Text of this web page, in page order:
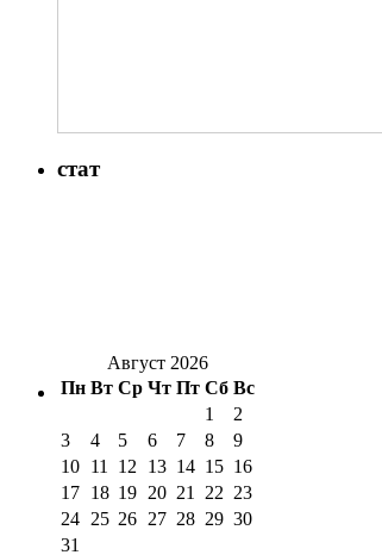
стат
Август 2026
Пн Вт Ср Чт Пт Сб Вс
1
2
3
4 5 6 7 8
9
10 11 12 13 14 15 16
17 18 19 20 21 22 23
24 25 26 27 28 29 30
31